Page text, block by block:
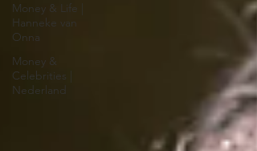
Money & Life |
Hanneke van
Onna
Money &
Celebrities |
Nederland